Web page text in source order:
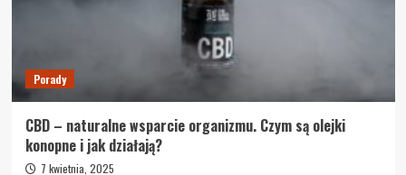
Porady
CBD – naturalne wsparcie organizmu. Czym są olejki
konopne i jak działają?
7 kwietnia, 2025